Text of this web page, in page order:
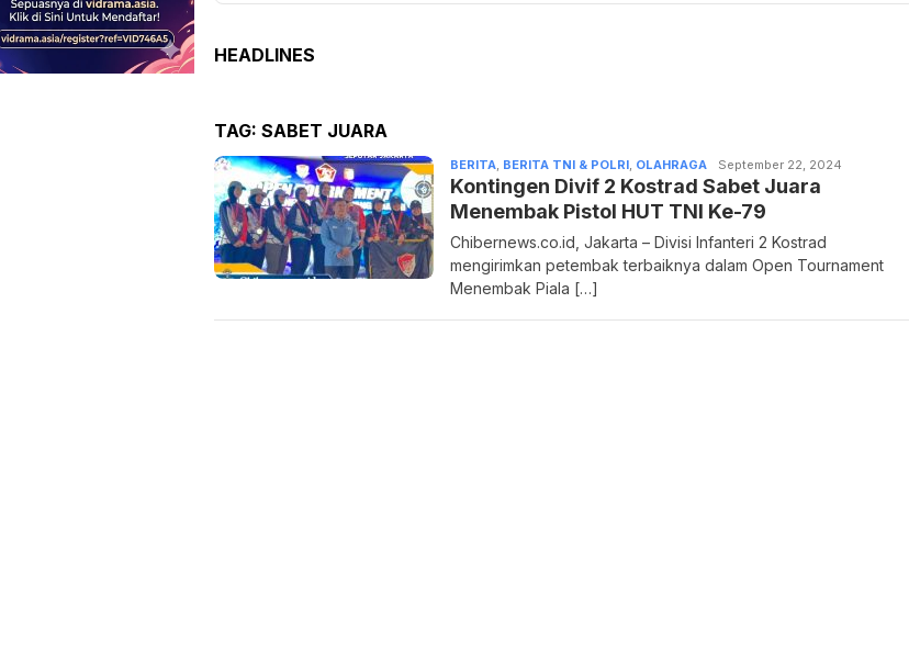
HEADLINES
TAG: SABET JUARA
BERITA, BERITA TNI & POLRI, OLAHRAGA Admin
September 22, 2024
Kontingen Divif 2 Kostrad Sabet Juara
Menembak Pistol HUT TNI Ke-79
Chibernews.co.id, Jakarta – Divisi Infanteri 2 Kostrad
mengirimkan petembak terbaiknya dalam Open Tournament
Menembak Piala […]